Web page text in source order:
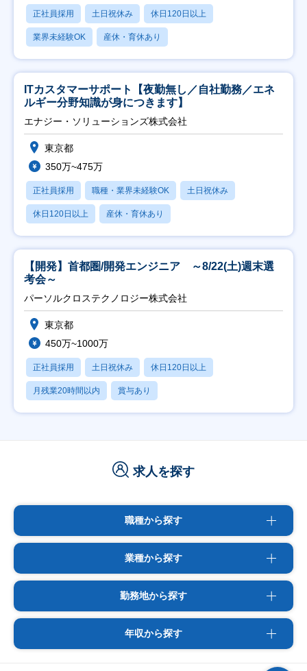
正社員採用 土日祝休み 休日120日以上
業界未経験OK 産休・育休あり
ITカスタマーサポート【夜勤無し／自社勤務／エネ
ルギー分野知識が身につきます】
エナジー・ソリューションズ株式会社
東京都
350万~475万
正社員採用 職種・業界未経験OK 土日祝休み
休日120日以上 産休・育休あり
【開発】首都圏/開発エンジニア ～8/22(土)週末選
考会～
パーソルクロステクノロジー株式会社
東京都
450万~1000万
正社員採用 土日祝休み 休日120日以上
月残業20時間以内 賞与あり
求人を探す
職種から探す
業種から探す
勤務地から探す
年収から探す